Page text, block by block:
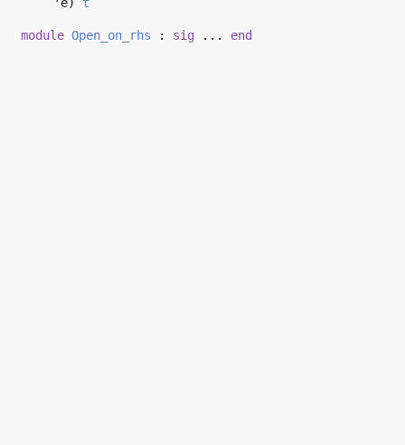
module Open_on_rhs : sig ... end